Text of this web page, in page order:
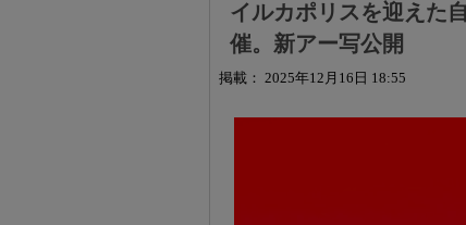
イルカポリスを迎えた
催。新アー写公開
掲載： 2025年12月16日 18:55